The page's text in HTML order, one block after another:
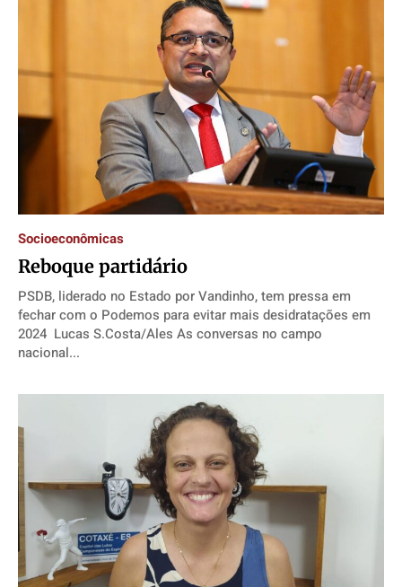
Socioeconômicas
Reboque partidário
PSDB, liderado no Estado por Vandinho, tem pressa em
fechar com o Podemos para evitar mais desidratações em
2024 Lucas S.Costa/Ales As conversas no campo
nacional...